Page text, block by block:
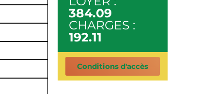
384.09
CHARGES :
192.11
Conditions d'accès